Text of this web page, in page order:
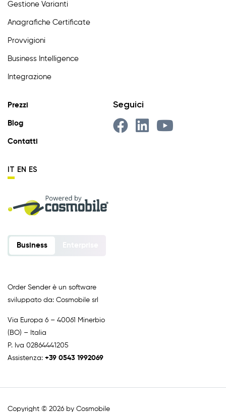
Business
Order Sender è un software
sviluppato da: Cosmobile srl
Via Europa 6 – 40061 Minerbio
(BO) – Italia
P. Iva 02864441205
Assistenza: +39 0543 1992069
Gestione Varianti
Anagrafiche Certificate
Provvigioni
Business Intelligence
Integrazione
Prezzi
Blog
Contatti
IT EN ES
Seguici
Copyright © 2026 by Cosmobile